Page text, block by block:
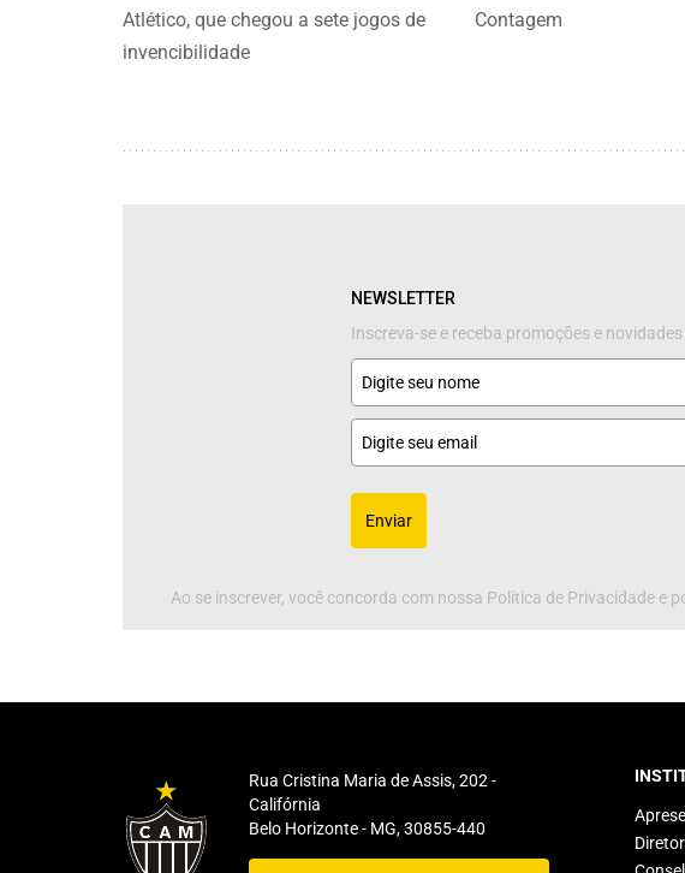
Atlético, que chegou a sete jogos de
invencibilidade
Contagem
NEWSLETTER
Inscreva-se e receba promoções e
Enviar
Ao se inscrever, você concorda com nossa Política de Privacidade e
Rua Cristina Maria de Assis, 202 -
Califórnia
Belo Horizonte - MG, 30855-440